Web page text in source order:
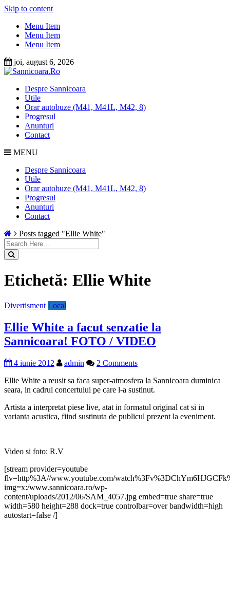
Skip to content
Menu Item
Menu Item
Menu Item
joi, august 6, 2026
Despre Sannicoara
Utile
Orar autobuze (M41, M41L, M42, 8)
Progresul
Anunturi
Contact
MENU
Despre Sannicoara
Utile
Orar autobuze (M41, M41L, M42, 8)
Progresul
Anunturi
Contact
Posts tagged "Ellie White"
Etichetă: Ellie White
Divertisment Local
Ellie White a facut senzatie la
Sannicoara! FOTO / VIDEO
4 iunie 2012 admin
2 Comments
Ellie White a reusit sa faca super-atmosfera la Sannicoara duminica
seara, in cadrul concertului pe care l-a sustinut.
Artista a interpretat piese live, atat in formatul original cat si in
varianta acustica, fiind sustinuta de publicul prezent la eveniment.
Video si foto: R.V
[stream provider=youtube
flv=http%3A//www.youtube.com/
img=x:/www.sannicoara.ro/wp-
content/uploads/2012/06/SAM_4057.jpg embed=true share=true
width=580 height=288 dock=true controlbar=over bandwidth=high
autostart=false /]